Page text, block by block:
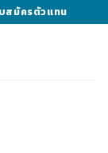
บสมัครตัวแทน